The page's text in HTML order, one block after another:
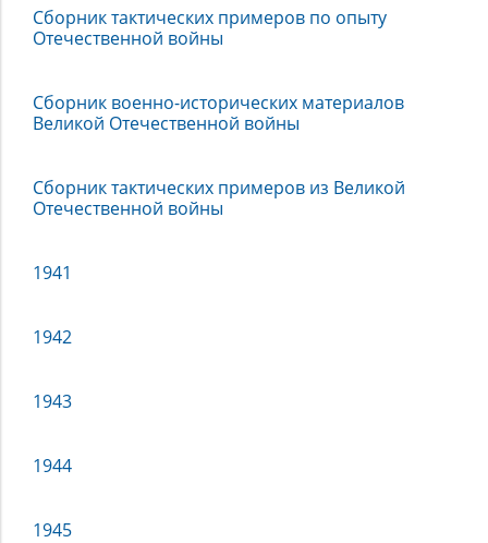
период
Великой
войны
1941–
гг.
Сборник тактических примеров по опыту
Отечественной войны
Сборник военно-исторических материалов
Великой Отечественной войны
Сборник тактических примеров из Великой
Отечественной войны
1941
1942
1943
1944
1945